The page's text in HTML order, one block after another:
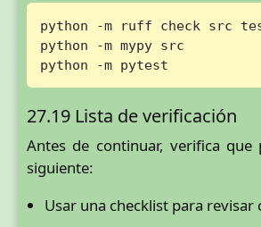
python -m ruff check src
python -m mypy src
python -m pytest
27.19 Lista de verificación
Antes de continuar, verifica que
siguiente:
Usar una checklist para revisar